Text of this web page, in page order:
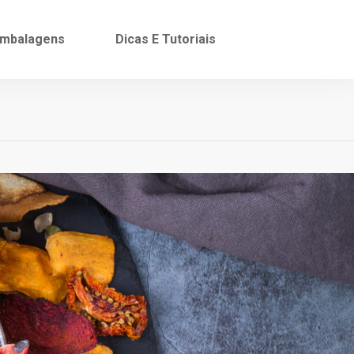
Dicas E Tutoriais